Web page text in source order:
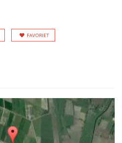
FAVORIET